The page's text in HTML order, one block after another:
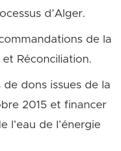
d’Alger.
de la
Réconciliation.
de dons issues de la
2015 et financer
l’eau de l’énergie